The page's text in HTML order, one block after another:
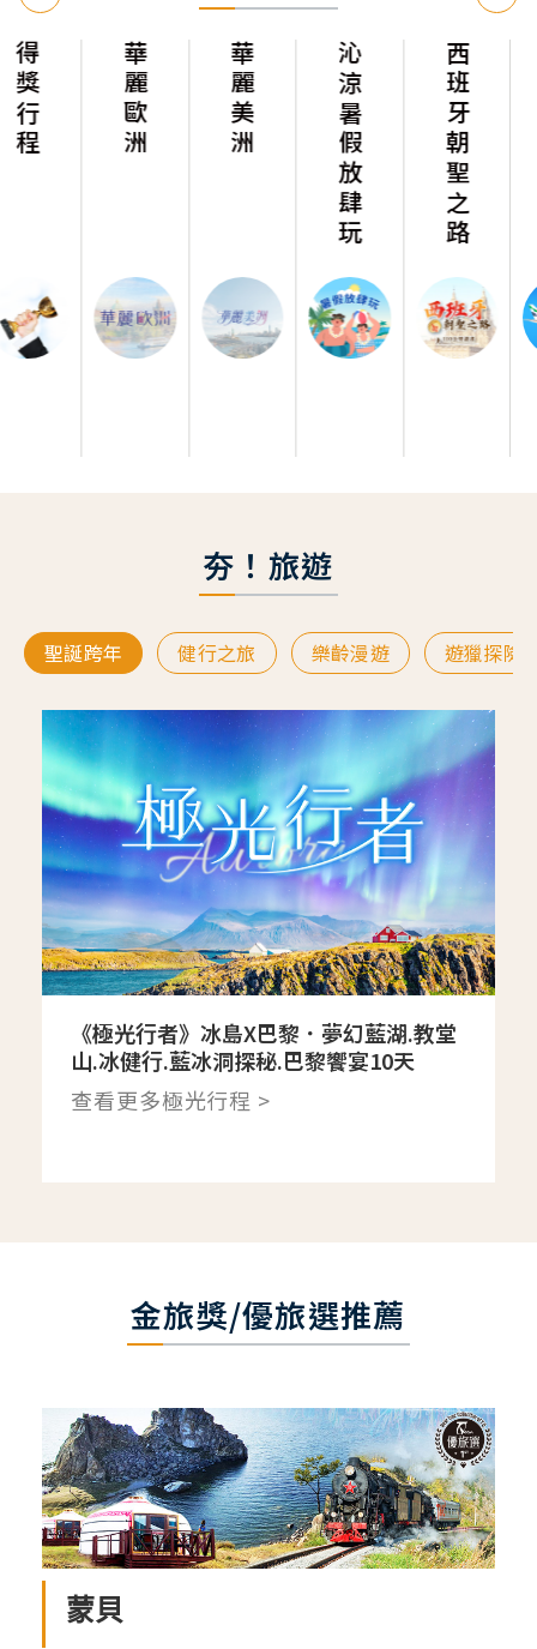
夯！旅遊
聖誕跨年 健行之旅 樂齡漫遊 遊獵探險
《極光行者》冰島X巴黎．夢幻藍湖.教堂
山.冰健行.藍冰洞探秘.巴黎饗宴10天
查看更多極光行程 >
金旅獎/優旅選推薦
蒙貝